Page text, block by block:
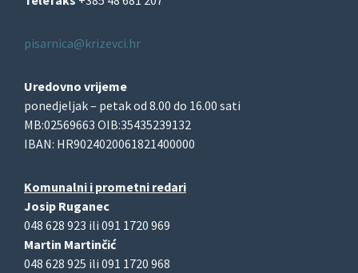
pisarnica@krizevci.hr
Uredovno vrijeme
ponedjeljak – petak od 8.00 do 16.00 sati
MB:02569663 OIB:35435239132
IBAN: HR9024020061821400000
Komunalni i prometni redari
Josip Ruganec
048 628 923 ili 091 1720 969
Martin Martinčić
048 628 925 ili 091 1720 968